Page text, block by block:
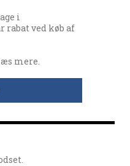
i
rabat ved køb af
mere.